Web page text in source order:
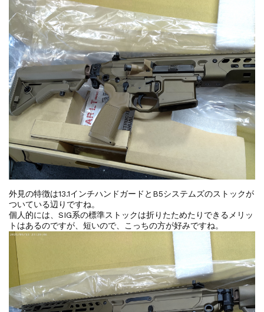
外見の特徴は13.1インチハンドガードとB5システムズのストックが
ついている辺りですね。
個人的には、SIG系の標準ストックは折りたためたりできるメリッ
トはあるのですが、短いので、こっちの方が好みですね。